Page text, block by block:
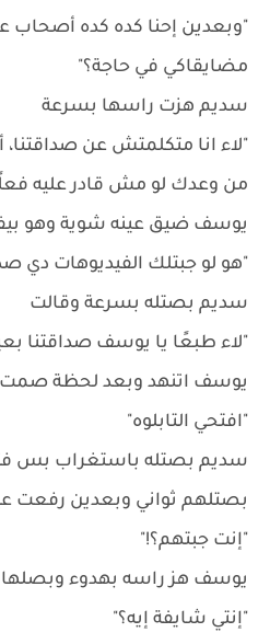
"وبعدين إحنا كده كده أصحاب
مضايقاكي في حاجة؟"
سديم هزت راسها بسرعة
"لاء انا متكلمتش عن صداقتنا،
من وعدك لو مش قادر عليه
يوسف ضيق عينه شوية وهو
"هو لو جبتلك الفيديوهات دي
سديم بصتله بسرعة وقالت
"لاء طبعًا يا يوسف صداقتنا
يوسف اتنهد وبعد لحظة صمت
"افتحي التابلوه"
سديم بصتله باستغراب بس
بصتلهم ثواني وبعدين رفعت
"إنت جبتهم؟!"
يوسف هز راسه بهدوء وبصلها
"إنتي شايفة إيه؟"